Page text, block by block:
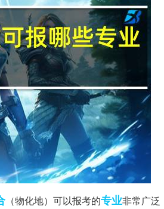
（物化地）可以报考的专业非常广泛